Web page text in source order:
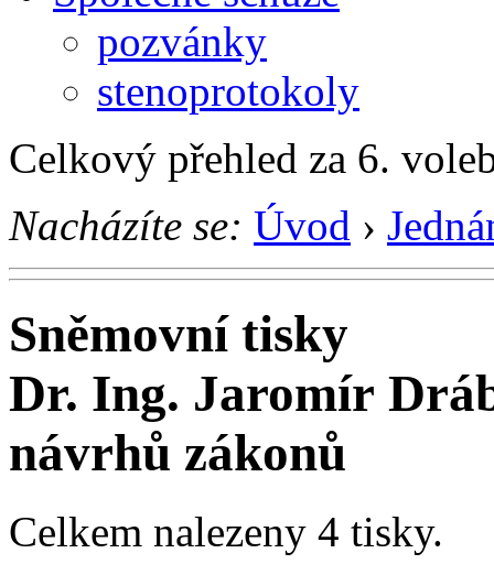
pozvánky
stenoprotokoly
Celkový přehled za 6.
Nacházíte se: Úvod ›
Sněmovní tisky
Dr. Ing. Jaromír
návrhů zákonů
Celkem nalezeny 4 tisky.